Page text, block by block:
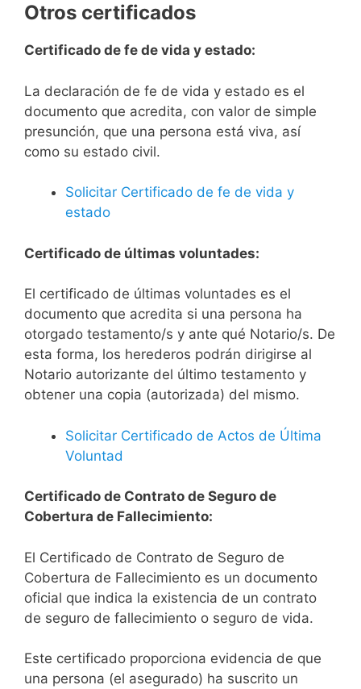
Otros certificados
Certificado de fe de vida y estado:
La declaración de fe de vida y estado es el
documento que acredita, con valor de simple
presunción, que una persona está viva, así
como su estado civil.
Solicitar Certificado de fe de vida y
estado
Certificado de últimas voluntades:
El certificado de últimas voluntades es el
documento que acredita si una persona ha
otorgado testamento/s y ante qué Notario/s. De
esta forma, los herederos podrán dirigirse al
Notario autorizante del último testamento y
obtener una copia (autorizada) del mismo.
Solicitar Certificado de Actos de Última
Voluntad
Certificado de Contrato de Seguro de
Cobertura de Fallecimiento:
El Certificado de Contrato de Seguro de
Cobertura de Fallecimiento es un documento
oficial que indica la existencia de un contrato
de seguro de fallecimiento o seguro de vida.
Este certificado proporciona evidencia de que
una persona (el asegurado) ha suscrito un